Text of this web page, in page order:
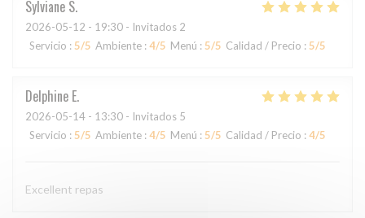
Sylviane S
2026-05-12 - 19:30 - Invitados 2
Servicio : 5/5 Ambiente : 4/5 Menú : 5/5 Calidad / Precio : 5/5
Delphine E
2026-05-14 - 13:30 - Invitados 5
Servicio : 5/5 Ambiente : 4/5 Menú : 5/5 Calidad / Precio : 4/5
Excellent repas